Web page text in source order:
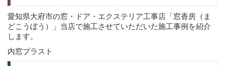
愛知県大府市の窓・ドア・エクステリア工事店「窓香房（ま
どこうぼう）」当店で施工させていただいた施工事例を紹介
します。
内窓プラスト